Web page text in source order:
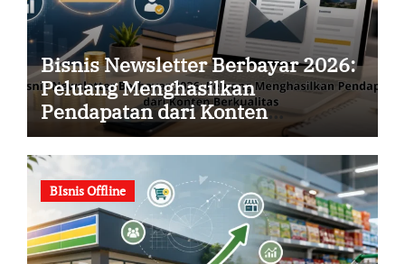
Bisnis Newsletter Berbayar 2026:
Peluang Menghasilkan
Pendapatan dari Konten
Berkualitas
BIsnis Offline